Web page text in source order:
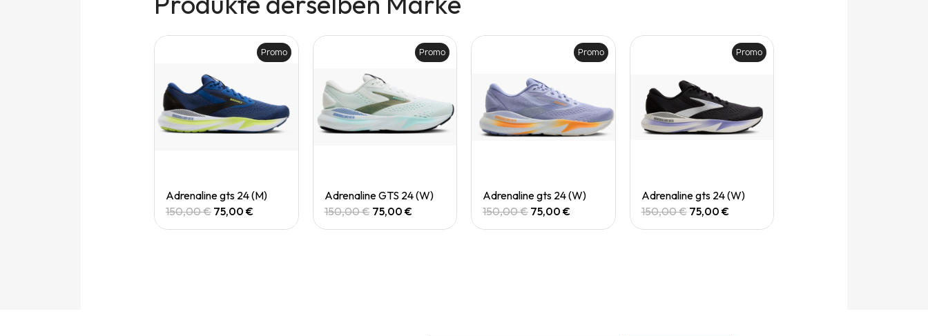
Quick View
Promo
Adrenaline gts 24 (M)
150,00 € 75,00 €
Quick View
Promo
Adrenaline GTS 24 (W)
150,00 € 75,00 €
Quick View
Promo
Adrenaline gts 24 (W)
150,00 € 75,00 €
Quick View
Promo
Adrenaline gts 24 (W)
150,00 € 75,00 €